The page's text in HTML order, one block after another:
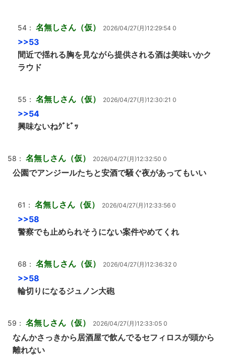
54： 名無しさん（仮） 2026/04/27(月)12:29:54 0
>>53
間近で揺れる胸を見ながら提供される酒は美味いかク
ラウド
55： 名無しさん（仮） 2026/04/27(月)12:30:21 0
>>54
興味ないねｸﾞﾋﾞｯ
58： 名無しさん（仮） 2026/04/27(月)12:32:50 0
公園でアンジールたちと安酒で騒ぐ夜があってもいい
61： 名無しさん（仮） 2026/04/27(月)12:33:56 0
>>58
警察でも止められそうにない案件やめてくれ
68： 名無しさん（仮） 2026/04/27(月)12:36:32 0
>>58
輪切りになるジュノン大砲
59： 名無しさん（仮） 2026/04/27(月)12:33:05 0
なんかさっきから居酒屋で飲んでるセフィロスが頭から
離れない